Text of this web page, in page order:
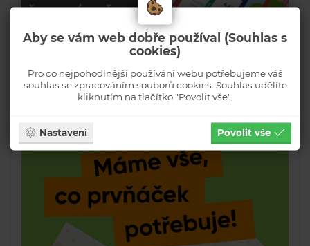
Aby se vám web dobře používal (Souhlas s
cookies)
Pro co nejpohodlnější používání webu potřebujeme váš
souhlas se zpracováním souborů cookies. Souhlas udělíte
kliknutím na tlačítko "Povolit vše".
Nastavení Povolit vše